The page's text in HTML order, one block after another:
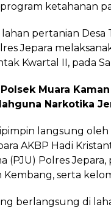
ketahanan
pertanian Desa
Jepara
Kwartal II, pada
Polsek Muara
Narkotika
langsung oleh
AKBP Hadi
(PJU) Polres
Kembang, serta
berlangsung di